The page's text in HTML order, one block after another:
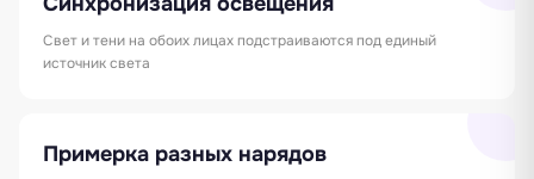
Свет и тени на обоих лицах подстраиваются под единый
источник света
Примерка разных нарядов